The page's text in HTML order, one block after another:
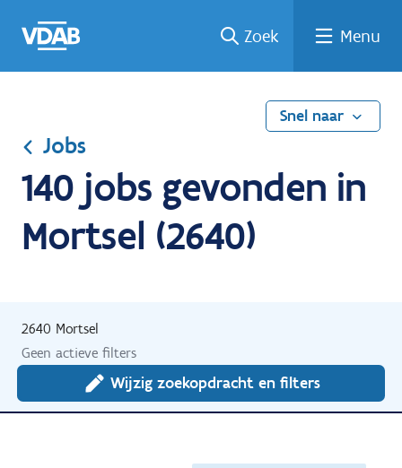
naar
een
een
job
naar
Zoek Menu
Snel naar
Jobs
140 jobs gevonden in
Mortsel (2640)
2640 Mortsel
Geen actieve filters
Wijzig zoekopdracht en filters